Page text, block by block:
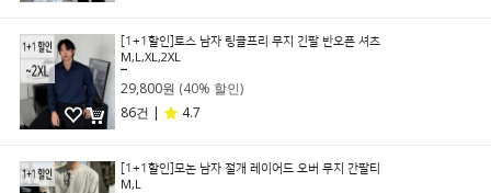
[1+1할인]토스 남자 링클프리 무지 긴팔 반오픈 셔츠
M,L,XL,2XL
29,800원 (40% 할인)
86건 |
4.7
[1+1할인]모논 남자 절개 레이어드 오버 무지 간팔티
M,L